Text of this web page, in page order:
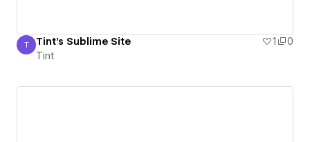
Tint
T Tint's Sublime Site 1
0
Tint